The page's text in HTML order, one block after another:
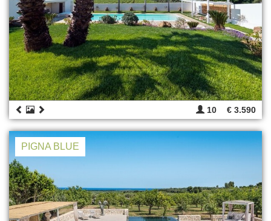
10 € 3.590
PIGNA BLUE